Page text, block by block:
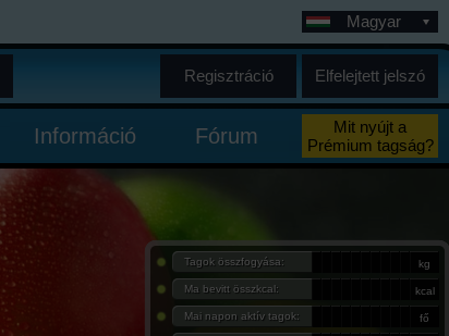
Magyar
Regisztráció Elfelejtett jelszó
Információ Fórum
Mit nyújt a
Prémium tagság?
Tagok összfogyása: kg
Ma bevitt összkcal: kcal
Mai napon aktív tagok: fő